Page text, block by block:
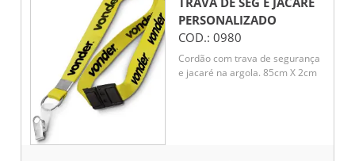
PERSONALIZADO
COD.: 0980
Cordão com trava de segurança
e jacaré na argola. 85cm X 2cm